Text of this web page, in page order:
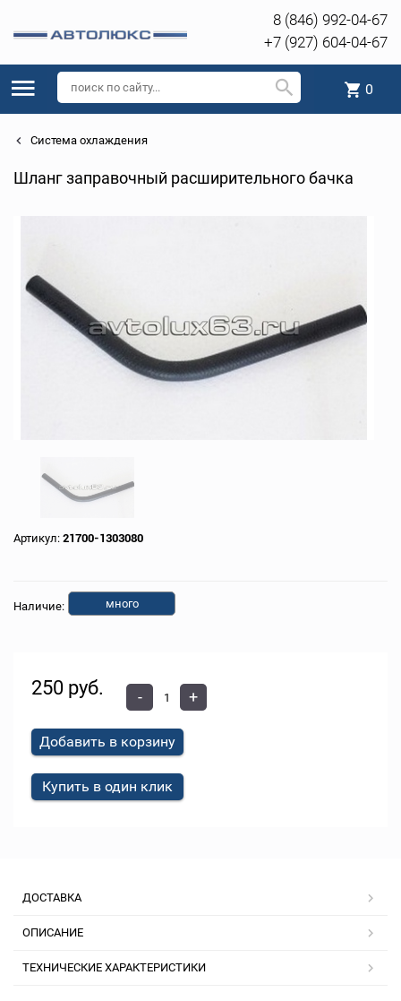
8 (846) 992-04-67
+7 (927) 604-04-67
0
Система охлаждения
Шланг заправочный расширительного бачка
Артикул: 21700-1303080
Наличие: много
250 руб. - +
Добавить в корзину
Купить в один клик
ДОСТАВКА
ОПИСАНИЕ
ТЕХНИЧЕСКИЕ ХАРАКТЕРИСТИКИ